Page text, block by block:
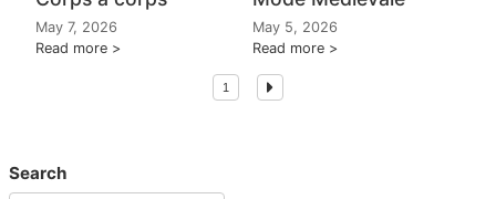
May 7, 2026
Read more
May 5, 2026
Read more
1
Search